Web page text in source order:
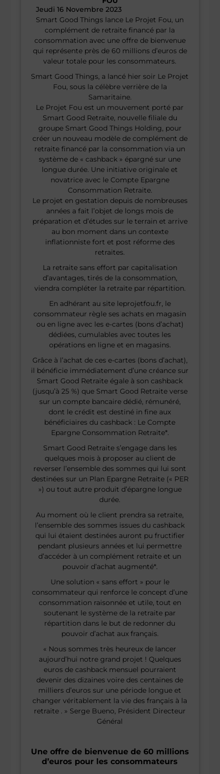
Jeudi 16 Novembre 2023
Smart Good Things lance Le Projet Fou, un
complément de retraite financé par la
consommation avec une offre de bienvenue
qui représente près de 60 millions d’euros de
valeur totale pour les consommateurs.
Smart Good Things, a lancé hier soir Le Projet
Fou, sous la célèbre verrière de la
Samaritaine.
Le Projet Fou est un mouvement porté par
Smart Good Retraite, nouvelle filiale du
groupe Smart Good Things Holding, pour
créer un nouveau modèle de complément de
retraite financé par la consommation via un
système de « cashback » épargné sur une
longue durée. Une initiative originale et
novatrice avec le Compte Epargne
Consommation Retraite.
Le projet en gestation depuis de nombreuses
années a fait l’objet de longs mois de
préparation et d’études sur le terrain et arrive
au bon moment dans un contexte
inflationniste fort et post réforme des
retraites.
La retraite sans effort par capitalisation
d’avantages, tirés de la consommation,
viendra compléter la retraite par répartition.
En adhérant au site leprojetfou.fr, le
consommateur règle ses achats en magasin
ou en ligne avec les e-cartes (bons d’achat)
dédiées, cumulables avec toutes les
opérations en ligne et en magasins.
Grâce à l’achat de ces e-cartes (bons d’achat),
il bénéficie immédiatement d’une créance sur
Smart Good Retraite égale à son cashback
(jusqu’à 25 %) que Smart Good Retraite verse
sur un compte bancaire dédié, rémunéré,
dont le crédit est destiné in fine aux
bénéficiaires du cashback : Le Compte
Epargne Consommation Retraite*.
Smart Good Retraite s’engage dans les
quelques mois à proposer au client de
reverser l’ensemble des sommes qui lui sont
destinées sur un Plan Epargne Retraite (« PER
») ou tout autre produit d’épargne longue
durée.
Au moment où le client prendra sa retraite,
l’ensemble des sommes issues du cashback
qui lui étaient destinées auront pu fructifier
pendant plusieurs années et lui permettre
d’accéder à un complément retraite et un
pouvoir d’achat augmenté*.
Une solution « sans effort » pour le
consommateur qui renforce le concept d’une
consommation raisonnée et utile, tout en
soutenant le système de la retraite par
répartition dans le but de redonner du
pouvoir d’achat aux français.
« Nous sommes très heureux de lancer
aujourd’hui notre grand projet ! Quelques
euros de cashback mensuel pourraient
devenir des dizaines voire des centaines de
milliers d’euros sur une période longue et
changer véritablement la vie des français à la
retraite . » Serge Bueno, Président Directeur
Général
Une offre de bienvenue de 60 millions
d’euros pour les consommateurs